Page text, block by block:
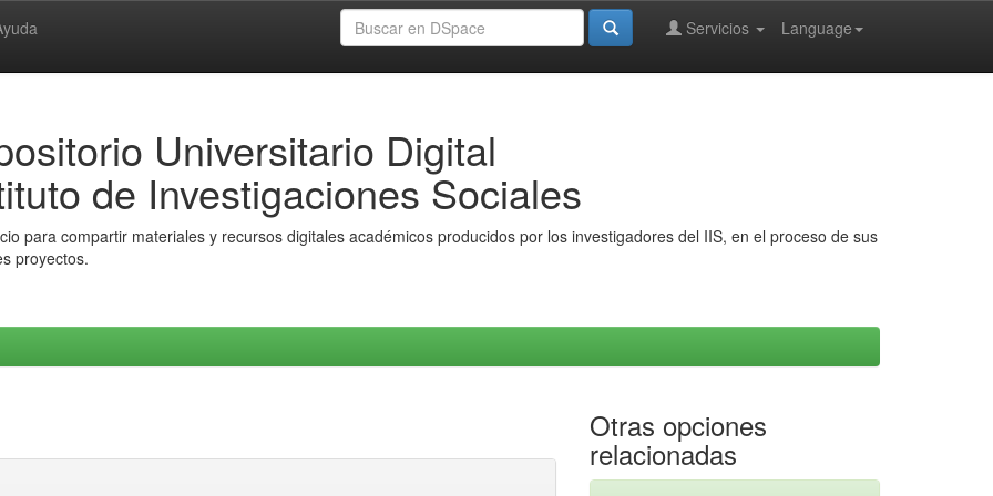
Language
Servicios
Universitario Digital
de Investigaciones Sociales
para compartir materiales y recursos digitales académicos producidos por los investigadores del IIS, en el proceso de sus
proyectos.
Otras opciones
relacionadas